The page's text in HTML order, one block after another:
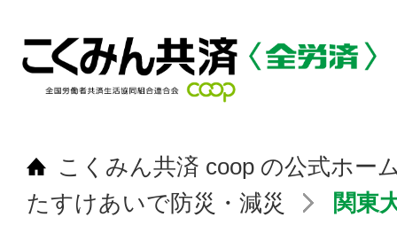
こくみん共済 coop の公式ホー
たすけあいで防災・減災
関東